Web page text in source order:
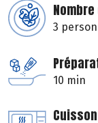
3
10 min
Cuisson